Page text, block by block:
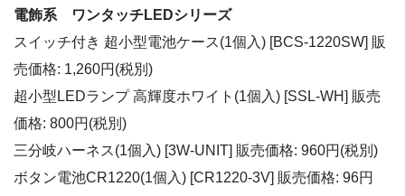
電飾系 ワンタッチLEDシリーズ
スイッチ付き 超小型電池ケース(1個入) [BCS-1220SW] 販
売価格: 1,260円(税別)
超小型LEDランプ 高輝度ホワイト(1個入) [SSL-WH] 販売
価格: 800円(税別)
三分岐ハーネス(1個入) [3W-UNIT] 販売価格: 960円(税別)
ボタン電池CR1220(1個入) [CR1220-3V] 販売価格: 96円